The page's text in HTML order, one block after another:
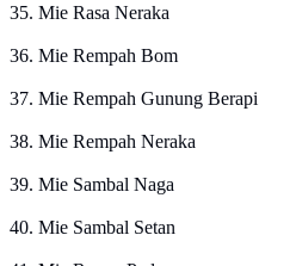
35. Mie Rasa Neraka
36. Mie Rempah Bom
37. Mie Rempah Gunung Berapi
38. Mie Rempah Neraka
39. Mie Sambal Naga
40. Mie Sambal Setan